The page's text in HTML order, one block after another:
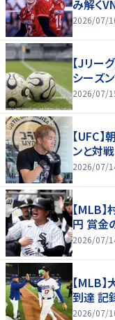
み解く
2026/07/
【Jリー
シーズ
2026/07/
【UFC
ンと対戦
2026/07/
【MLB
円 賞金
2026/07/
【MLB
到達 記
2026/07/